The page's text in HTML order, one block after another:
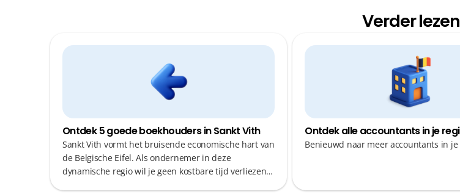
Verder lezen
Ontdek 5 goede boekhouders in Sankt Vith
Sankt Vith vormt het bruisende economische hart van
de Belgische Eifel. Als ondernemer in deze
dynamische regio wil je geen kostbare tijd verliezen
Ontdek alle accountants in je
Benieuwd naar meer accountants in je